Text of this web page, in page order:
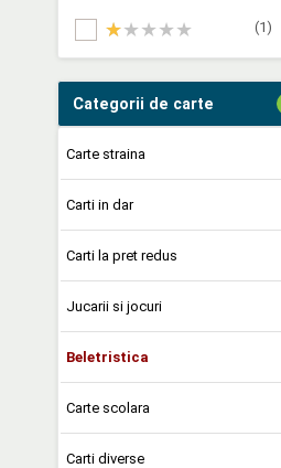
(1)
Categorii de carte
Carte straina
Carti in dar
Carti la pret redus
Jucarii si jocuri
Beletristica
Carte scolara
Carti diverse